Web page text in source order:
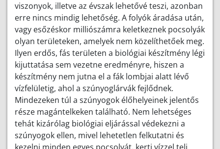
viszonyok, illetve az évszak lehetővé teszi, azonban
erre nincs mindig lehetőség. A folyók áradása után,
vagy esőzéskor milliószámra keletkeznek pocsolyák
olyan területeken, amelyek nem közelíthetőek meg.
Ilyen erdős, fás területen a biológiai készítmény légi
kijuttatása sem vezetne eredményre, hiszen a
készítmény nem jutna el a fák lombjai alatt lévő
vízfelületig, ahol a szúnyoglárvák fejlődnek.
Mindezeken túl a szúnyogok élőhelyeinek jelentős
része magántelkeken található. Nem lehetséges
tehát kizárólag biológiai eljárással védekezni a
szúnyogok ellen, mivel lehetetlen felkutatni és